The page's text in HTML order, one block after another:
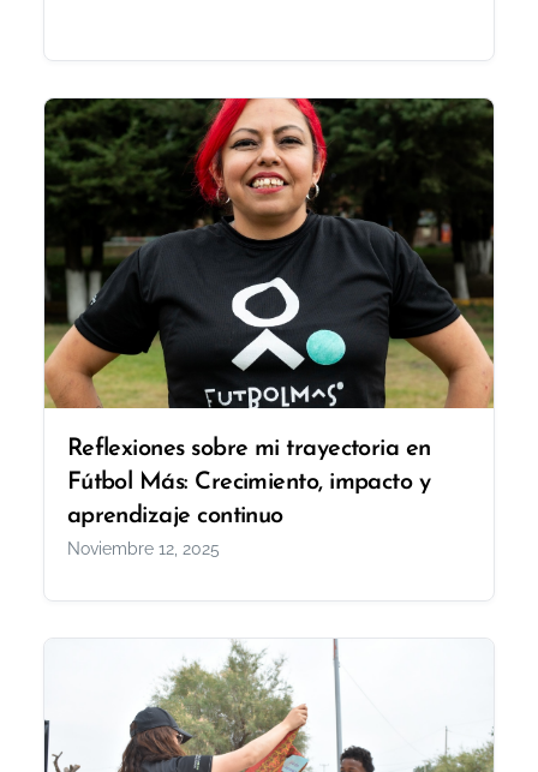
Reflexiones sobre mi trayectoria en
Fútbol Más: Crecimiento, impacto y
aprendizaje continuo
Noviembre 12, 2025